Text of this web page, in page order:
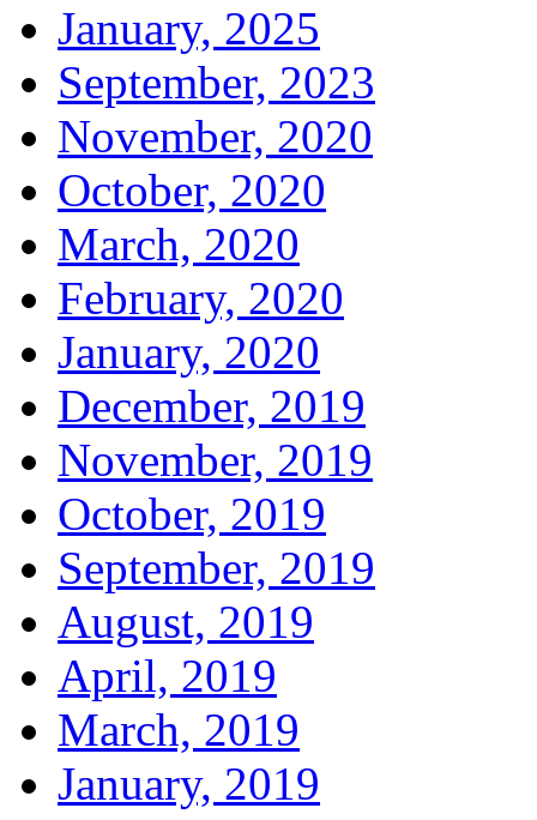
January, 2025
September, 2023
November, 2020
October, 2020
March, 2020
February, 2020
January, 2020
December, 2019
November, 2019
October, 2019
September, 2019
August, 2019
April, 2019
March, 2019
January, 2019